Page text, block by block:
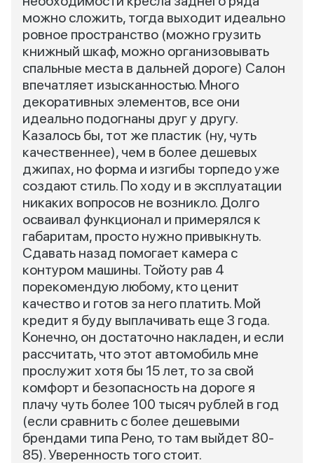
можно сложить, тогда выходит идеально
ровное пространство (можно грузить
книжный шкаф, можно организовывать
спальные места в дальней дороге) Салон
впечатляет изысканностью. Много
декоративных элементов, все они
идеально подогнаны друг у другу.
Казалось бы, тот же пластик (ну, чуть
качественнее), чем в более дешевых
джипах, но форма и изгибы торпедо уже
создают стиль. По ходу и в эксплуатации
никаких вопросов не возникло. Долго
осваивал функционал и примерялся к
габаритам, просто нужно привыкнуть.
Сдавать назад помогает камера с
контуром машины. Тойоту рав 4
порекомендую любому, кто ценит
качество и готов за него платить. Мой
кредит я буду выплачивать еще 3 года.
Конечно, он достаточно накладен, и если
рассчитать, что этот автомобиль мне
прослужит хотя бы 15 лет, то за свой
комфорт и безопасность на дороге я
плачу чуть более 100 тысяч рублей в год
(если сравнить с более дешевыми
брендами типа Рено, то там выйдет 80-
85). Уверенность того стоит.